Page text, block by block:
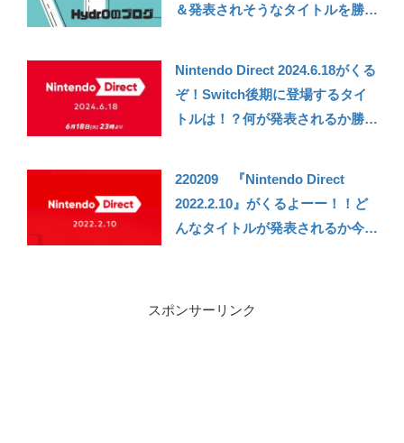
＆発表されそうなタイトルを勝手
Nintendo Direct 2024.6.18がくる
ぞ！Switch後期に登場するタイ
トルは！？何が発表されるか勝手
220209 『Nintendo Direct
2022.2.10』がくるよーー！！ど
んなタイトルが発表されるか今の
スポンサーリンク